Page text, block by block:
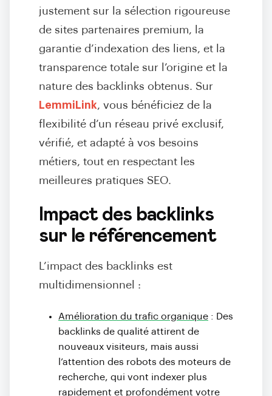
justement sur la sélection rigoureuse
de sites partenaires premium, la
garantie d’indexation des liens, et la
transparence totale sur l’origine et la
nature des backlinks obtenus. Sur
LemmiLink, vous bénéficiez de la
flexibilité d’un réseau privé exclusif,
vérifié, et adapté à vos besoins
métiers, tout en respectant les
meilleures pratiques SEO.
Impact des backlinks
sur le référencement
L’impact des backlinks est
multidimensionnel :
Amélioration du trafic organique : Des
backlinks de qualité attirent de
nouveaux visiteurs, mais aussi
l’attention des robots des moteurs de
recherche, qui vont indexer plus
rapidement et profondément votre